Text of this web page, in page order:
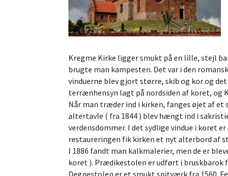
Kregme Kirke ligger smukt på en lille, stejl
brugte man kampesten. Det var i den
vinduerne blev gjort større, skib og kor og
terrænhensyn lagt på nordsiden af koret, og
Når man træder ind i kirken, fanges øjet af et
altertavle ( fra 1844 ) blev hængt ind i
verdensdommer. I det sydlige vindue i koret
restaureringen fik kirken et nyt alterbord af
I 1886 fandt man kalkmalerier, men de er
koret ). Prædikestolen er udført i bruskbarok